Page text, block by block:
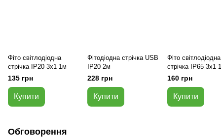
Фіто світлодіодна
стрічка IP20 3x1 1м
135 грн
Купити
Фітодіодна стрічка USB
IP20 2м
228 грн
Купити
Фіто світлодіодна
стрічка IP65 3x1
160 грн
Купити
Обговорення